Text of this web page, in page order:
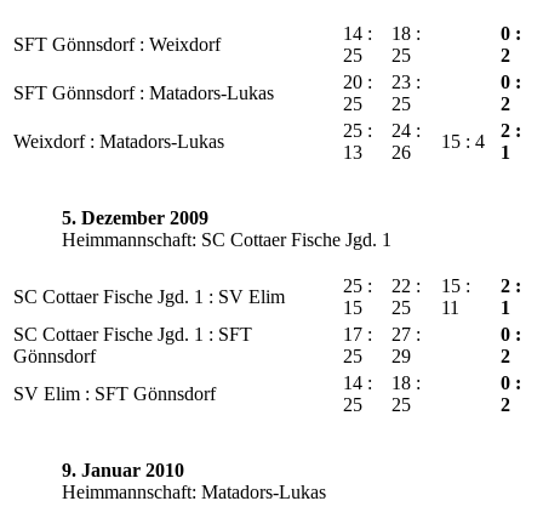
SFT Gönnsdorf : Weixdorf
14 :
25
18 :
25
0 :
2
SFT Gönnsdorf : Matadors-Lukas
20 :
25
23 :
25
0 :
2
Weixdorf : Matadors-Lukas
25 :
13
24 :
26
15 : 4
2 :
1
5. Dezember 2009
Heimmannschaft: SC Cottaer Fische Jgd. 1
SC Cottaer Fische Jgd. 1 : SV Elim
25 :
15
22 :
25
15 :
11
2 :
1
SC Cottaer Fische Jgd. 1 : SFT
Gönnsdorf
17 :
25
27 :
29
0 :
2
SV Elim : SFT Gönnsdorf
14 :
25
18 :
25
0 :
2
9. Januar 2010
Heimmannschaft: Matadors-Lukas